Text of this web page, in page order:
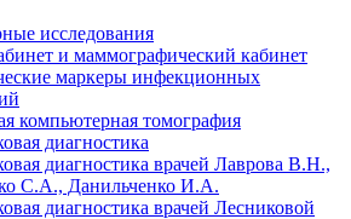
исследования
и маммографический кабинет
маркеры инфекционных
компьютерная томография
диагностика
диагностика врачей Лаврова В.Н.,
С.А., Данильченко И.А.
диагностика врачей Лесниковой